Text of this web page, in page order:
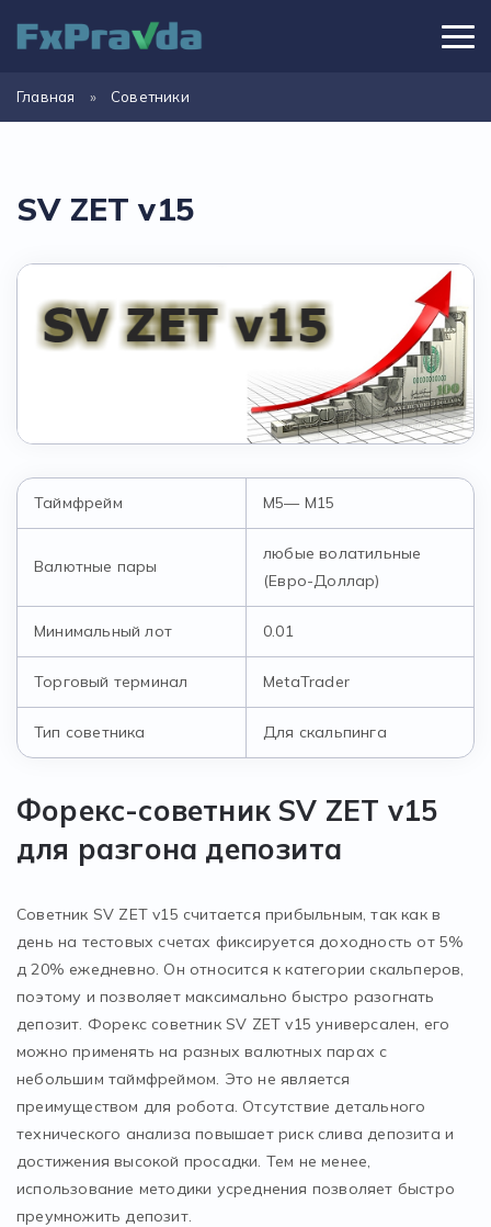
Главная » Советники
SV ZET v15
Таймфрейм М5— М15
Валютные пары
любые волатильные
(Евро-Доллар)
Минимальный лот 0.01
Торговый терминал MetaTrader
Тип советника Для скальпинга
Форекс-советник SV ZET v15
для разгона депозита
Советник SV ZET v15 считается прибыльным, так как в
день на тестовых счетах фиксируется доходность от 5%
д 20% ежедневно. Он относится к категории скальперов,
поэтому и позволяет максимально быстро разогнать
депозит. Форекс советник SV ZET v15 универсален, его
можно применять на разных валютных парах с
небольшим таймфреймом. Это не является
преимуществом для робота. Отсутствие детального
технического анализа повышает риск слива депозита и
достижения высокой просадки. Тем не менее,
использование методики усреднения позволяет быстро
преумножить депозит.